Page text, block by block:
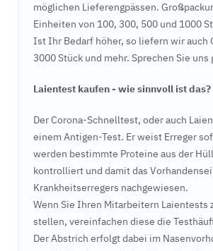
möglichen Lieferengpässen.
Einheiten von 100, 300, 500 und 1000
Ist Ihr Bedarf höher, so liefern wir auch
3000 Stück und mehr. Sprechen Sie uns
Laientest kaufen - wie sinnvoll ist das?
Der Corona-Schnelltest, oder auch
einem Antigen-Test. Er weist Erreger
werden bestimmte Proteine aus der
kontrolliert und damit das
Krankheitserregers nachgewiesen.
Wenn Sie Ihren Mitarbeitern Laientests
stellen, vereinfachen diese die
Der Abstrich erfolgt dabei im